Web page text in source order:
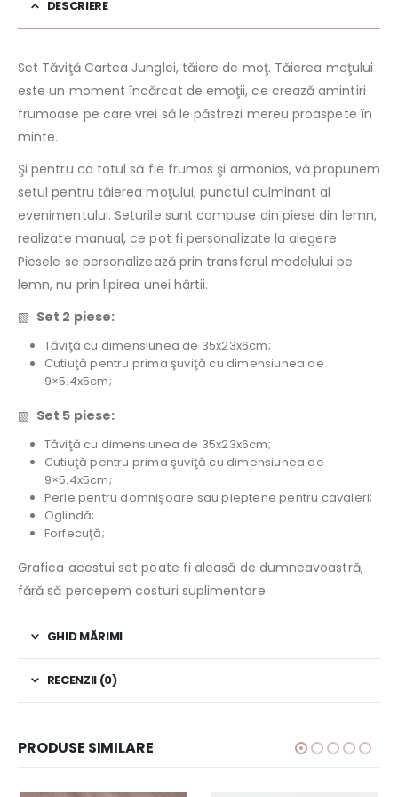
DESCRIERE
Set Tăviţă Cartea Junglei, tăiere de moţ. Tăierea moţului
este un moment încărcat de emoţii, ce crează amintiri
frumoase pe care vrei să le păstrezi mereu proaspete în
minte.
Şi pentru ca totul să fie frumos şi armonios, vă propunem
setul pentru tăierea moţului, punctul culminant al
evenimentului. Seturile sunt compuse din piese din lemn,
realizate manual, ce pot fi personalizate la alegere.
Piesele se personalizează prin transferul modelului pe
lemn, nu prin lipirea unei hârtii.
▧ Set 2 piese:
Tăviţă cu dimensiunea de 35x23x6cm;
Cutiuţă pentru prima şuviţă cu dimensiunea de
9×5.4x5cm;
▧ Set 5 piese:
Tăviţă cu dimensiunea de 35x23x6cm;
Cutiuţă pentru prima şuviţă cu dimensiunea de
9×5.4x5cm;
Perie pentru domnişoare sau pieptene pentru cavaleri;
Oglindă;
Forfecuţă;
Grafica acestui set poate fi aleasă de dumneavoastră,
fără să percepem costuri suplimentare.
GHID MĂRIMI
RECENZII (0)
PRODUSE SIMILARE